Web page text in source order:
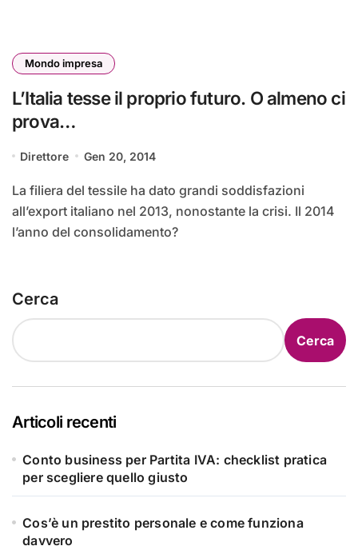
Mondo impresa
L’Italia tesse il proprio futuro. O almeno ci
prova…
Direttore Gen 20, 2014
La filiera del tessile ha dato grandi soddisfazioni
all’export italiano nel 2013, nonostante la crisi. Il 2014
l’anno del consolidamento?
Cerca
Cerca
Articoli recenti
Conto business per Partita IVA: checklist pratica
per scegliere quello giusto
Cos’è un prestito personale e come funziona
davvero